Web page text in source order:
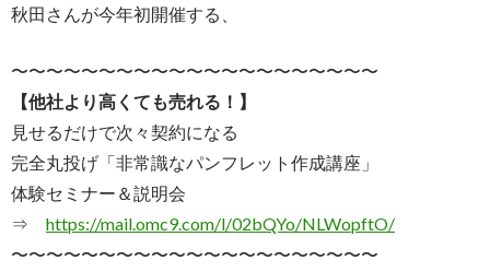
秋田さんが今年初開催する、
〜〜〜〜〜〜〜〜〜〜〜〜〜〜〜〜〜〜〜〜〜
【他社より高くても売れる！】
見せるだけで次々契約になる
完全丸投げ「非常識なパンフレット作成講座」
体験セミナー＆説明会
⇒ https://mail.omc9.com/l/02bQYo/NLWopftO/
〜〜〜〜〜〜〜〜〜〜〜〜〜〜〜〜〜〜〜〜〜